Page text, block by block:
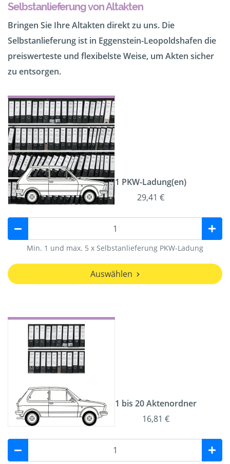
Selbstanlieferung von Altakten
Bringen Sie Ihre Altakten direkt zu uns. Die
Selbstanlieferung ist in Eggenstein-Leopoldshafen die
preiswerteste und flexibelste Weise, um Akten sicher
zu entsorgen.
1 PKW-Ladung(en)
29,41 €
Min. 1 und max. 5 x Selbstanlieferung PKW-Ladung
Auswählen
1 bis 20 Aktenordner
16,81 €